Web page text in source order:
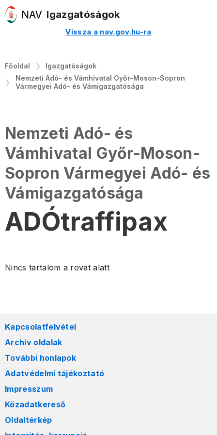
Igazgatóságok
Vissza a nav.gov.hu-ra
Főoldal
Igazgatóságok
Nemzeti Adó- és Vámhivatal Győr-Moson-Sopron
Vármegyei Adó- és Vámigazgatósága
Nemzeti Adó- és
Vámhivatal Győr-Moson-
Sopron Vármegyei Adó- és
Vámigazgatósága
ADÓtraffipax
Nincs tartalom a rovat alatt
Kapcsolatfelvétel
Archív oldalak
További honlapok
Adatvédelmi tájékoztató
Impresszum
Közadatkereső
Oldaltérkép